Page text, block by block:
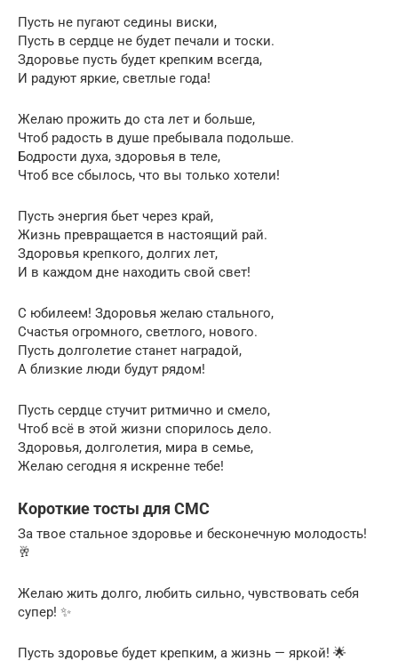
Пусть не пугают седины виски,
Пусть в сердце не будет печали и тоски.
Здоровье пусть будет крепким всегда,
И радуют яркие, светлые года!
Желаю прожить до ста лет и больше,
Чтоб радость в душе пребывала подольше.
Бодрости духа, здоровья в теле,
Чтоб все сбылось, что вы только хотели!
Пусть энергия бьет через край,
Жизнь превращается в настоящий рай.
Здоровья крепкого, долгих лет,
И в каждом дне находить свой свет!
С юбилеем! Здоровья желаю стального,
Счастья огромного, светлого, нового.
Пусть долголетие станет наградой,
А близкие люди будут рядом!
Пусть сердце стучит ритмично и смело,
Чтоб всё в этой жизни спорилось дело.
Здоровья, долголетия, мира в семье,
Желаю сегодня я искренне тебе!
Короткие тосты для СМС
За твое стальное здоровье и бесконечную молодость!
🥂
Желаю жить долго, любить сильно, чувствовать себя
супер! ✨
Пусть здоровье будет крепким, а жизнь — яркой! 🌟